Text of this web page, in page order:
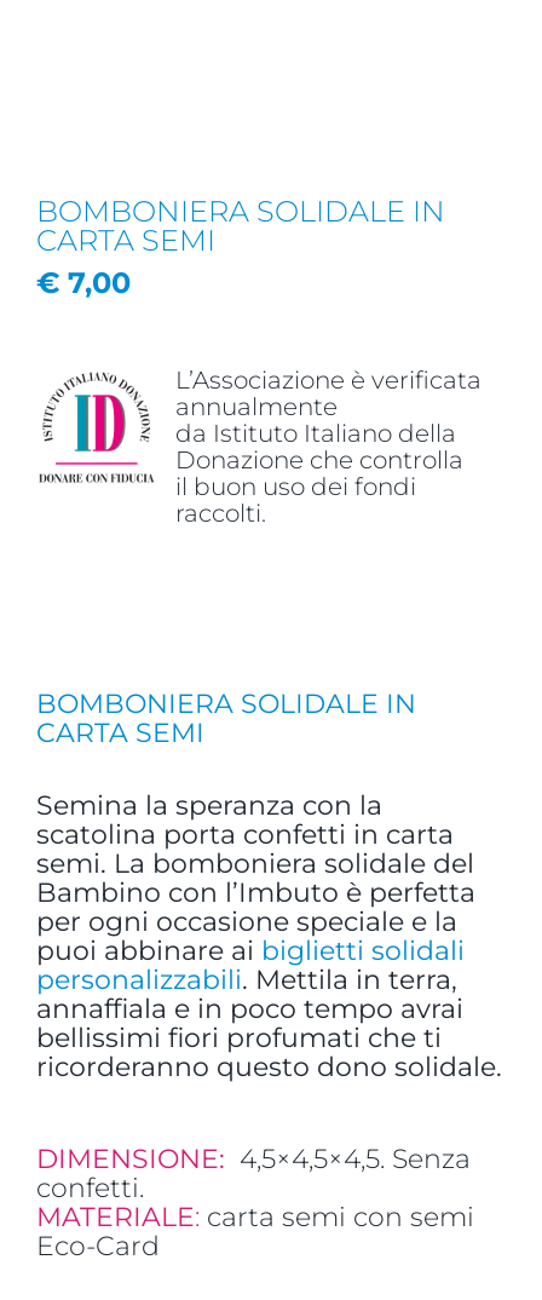
BOMBONIERA SOLIDALE IN
CARTA SEMI
€ 7,00
L’Associazione è verificata
annualmente
da Istituto Italiano della
Donazione che controlla
il buon uso dei fondi
raccolti.
BOMBONIERA SOLIDALE IN
CARTA SEMI
Semina la speranza con la
scatolina porta confetti in carta
semi. La bomboniera solidale del
Bambino con l’Imbuto è perfetta
per ogni occasione speciale e la
puoi abbinare ai biglietti solidali
personalizzabili. Mettila in terra,
annaffiala e in poco tempo avrai
bellissimi fiori profumati che ti
ricorderanno questo dono solidale.
DIMENSIONE: 4,5×4,5×4,5. Senza
confetti.
MATERIALE: carta semi con semi
Eco-Card